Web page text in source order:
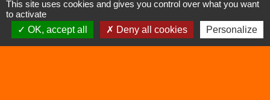
Contacts
This site uses cookies and gives you control over what you want
to activate
OK, accept all
Deny all cookies Personalize